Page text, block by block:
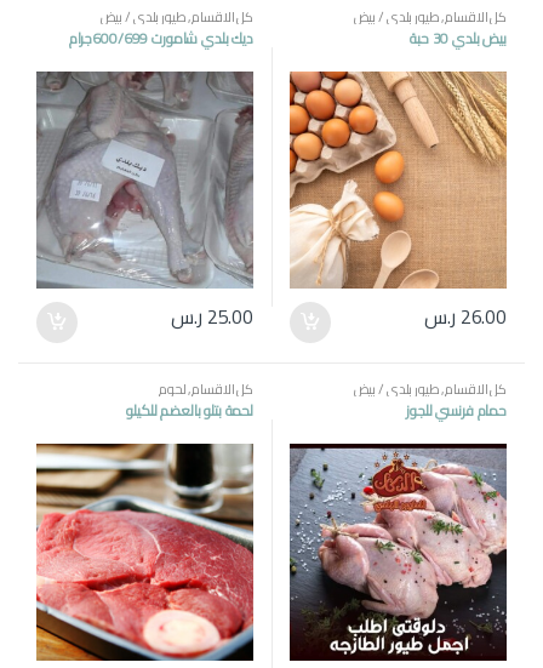
كل الاقسام,طيور بلدي / بيض
بيض بلدي 30 حبة
26.00 ر.س
كل الاقسام,طيور بلدي / بيض
ديك بلدي شامورت 600/699جرام
25.00 ر.س
كل الاقسام,طيور بلدي / بيض
حمام فرنسي للجوز
كل الاقسام,لحوم
لحمة بتلو بالعضم للكيلو